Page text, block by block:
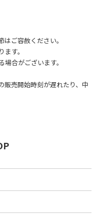
ご容赦ください。
す。
合がございます。
売開始時刻が遅れたり、中